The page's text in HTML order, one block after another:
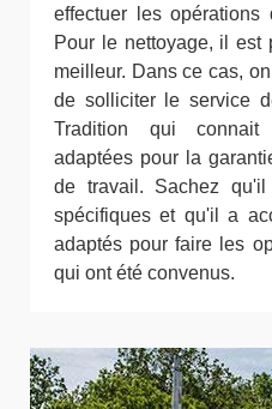
effectuer les
Pour le nettoyage, il est
meilleur. Dans ce cas,
de solliciter le service
Tradition qui
adaptées pour la
de travail. Sachez
spécifiques et qu'il a
adaptés pour faire les
qui ont été convenus.